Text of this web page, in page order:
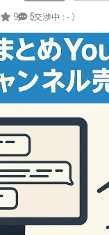
9 5
（交渉中 : - ）